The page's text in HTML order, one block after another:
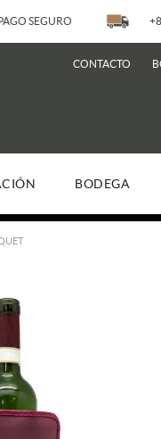
SEGURO
CONTACTO
BODEGA